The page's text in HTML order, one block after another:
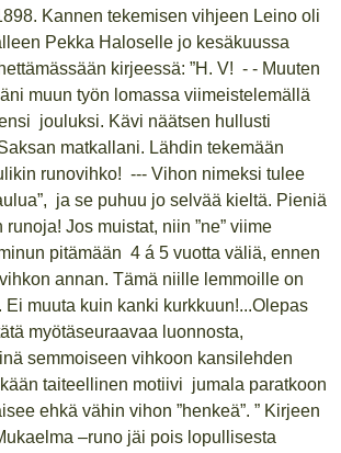
Kannen tekemisen vihjeen Leino oli
Pekka Haloselle jo kesäkuussa
kirjeessä: ”H. V! - - Muuten
muun työn lomassa viimeistelemällä
jouluksi. Kävi näätsen hullusti
matkallani. Lähdin tekemään
runovihko! --- Vihon nimeksi tulee
ja se puhuu jo selvää kieltä. Pieniä
runoja! Jos muistat, niin ”ne” viime
pitämään 4 á 5 vuotta väliä, ennen
annan. Tämä niille lemmoille on
Ei muuta kuin kanki kurkkuun!...Olepas
myötäseuraavaa luonnosta,
semmoiseen vihkoon kansilehden
taiteellinen motiivi jumala paratkoon
ehkä vähin vihon ”henkeä”. ” Kirjeen
–runo jäi pois lopullisesta